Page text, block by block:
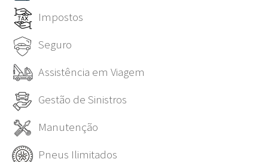
Impostos
Seguro
Assistência em Viagem
Gestão de Sinistros
Manutenção
Pneus Ilimitados